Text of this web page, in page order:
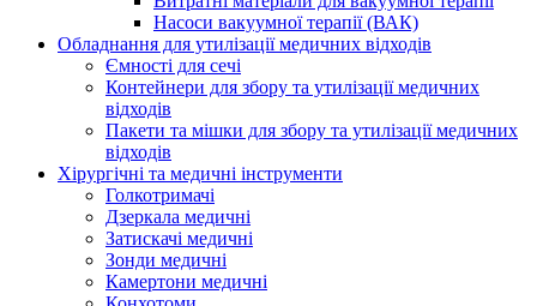
Насоси вакуумної терапії (ВАК)
Обладнання для утилізації медичних відходів
Ємності для сечі
Контейнери для збору та утилізації медичних
відходів
Пакети та мішки для збору та утилізації медичних
відходів
Хірургічні та медичні інструменти
Голкотримачі
Дзеркала медичні
Затискачі медичні
Зонди медичні
Камертони медичні